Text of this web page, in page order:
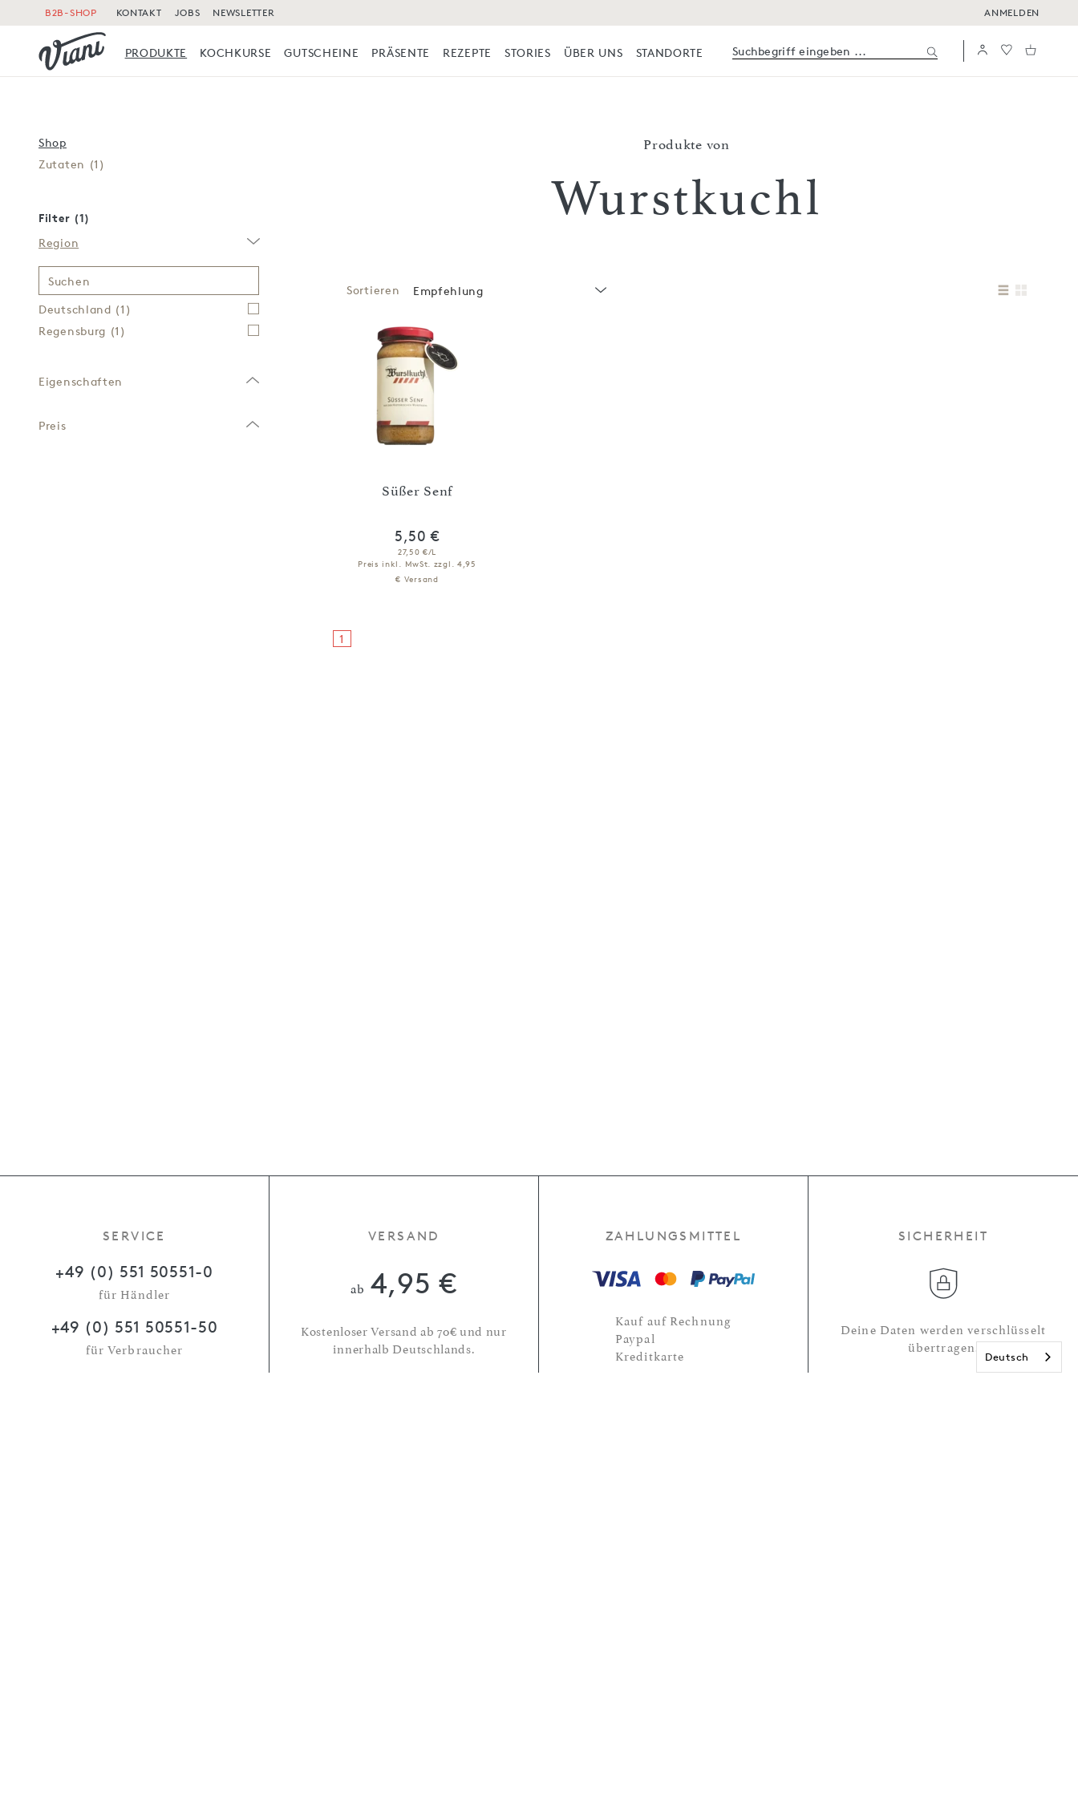
B2B-SHOP KONTAKT JOBS NEWSLETTER ANMELDEN
PRODUKTE KOCHKURSE GUTSCHEINE PRÄSENTE REZEPTE STORIES ÜBER UNS STANDORTE
Produkte von
Wurstkuchl
Sortieren Empfehlung
Süßer Senf
5,50 €
27,50 €/L
Preis inkl. MwSt. zzgl. 4,95
€ Versand
1
Shop
Zutaten (1)
Filter (1)
Region
Suchen
Deutschland (1)
Regensburg (1)
Eigenschaften
Preis
SERVICE
+49 (0) 551 50551-0
für Händler
+49 (0) 551 50551-50
für Verbraucher
VERSAND
ab 4,95 €
Kostenloser Versand ab 70€ und nur
innerhalb Deutschlands.
ZAHLUNGSMITTEL
Kauf auf Rechnung
Paypal
Kreditkarte
SICHERHEIT
Deine Daten werden verschlüsselt
übertragen.
Deutsch